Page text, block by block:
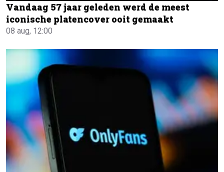
Vandaag 57 jaar geleden werd de meest
iconische platencover ooit gemaakt
08 aug, 12:00